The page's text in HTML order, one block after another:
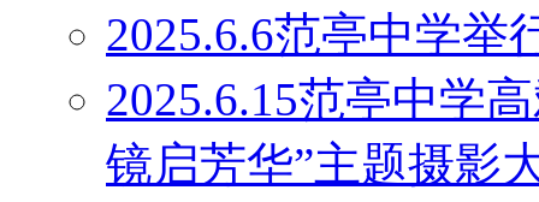
2025.6.6范亭中学举
2025.6.15范亭中学
镜启芳华”主题摄影